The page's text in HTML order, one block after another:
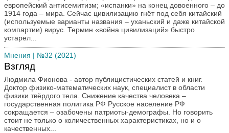
европейский антисемитизм; «испанки» на конец довоенного – до
1914 года – мира. Сейчас цивилизацию гнёт под себя китайский
(используемые варианты названия – уханьский и даже китайской
компартии) вирус. Термин «война цивилизаций» быстро
устарел...
Мнения | №32 (2021)
Взгляд
Людмила Фионова - автор публицистических статей и книг.
Доктор физико-математических наук, специалист в области
физики твёрдого тела. Снижение качества человека –
государственная политика РФ Русское население РФ
сокращается – озабочены патриоты-демографы. Но говорить
стоит не только о количественных характеристиках, но и о
качественных...